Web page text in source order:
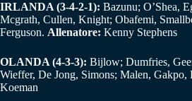
IRLANDA (3-4-2-1): Bazunu; O’Shea,
Mcgrath, Cullen, Knight; Obafemi,
Ferguson. Allenatore: Kenny Stephens
OLANDA (4-3-3): Bijlow; Dumfries,
Wieffer, De Jong, Simons; Malen, Gakpo,
Koeman